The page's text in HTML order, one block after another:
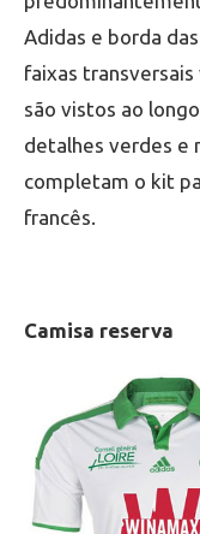
Adidas e borda
faixas
são vistos ao
detalhes verdes e
completam o kit
francês.
Camisa reserva